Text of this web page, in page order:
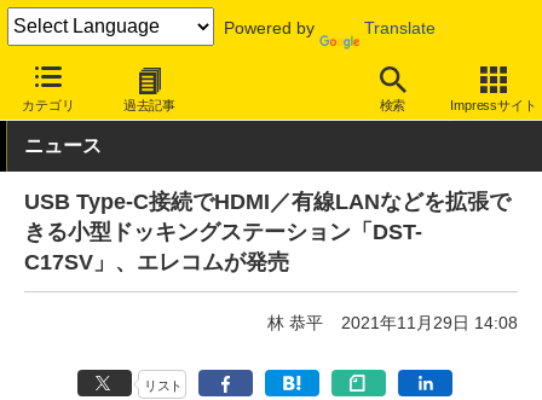
Powered by Translate
カテゴリ 過去記事 検索 Impressサイト
INTERNET Watch ハードウェア その他
ニュース
USB Type-C接続でHDMI／有線LANなどを拡張で
きる小型ドッキングステーション「DST-
C17SV」、エレコムが発売
林 恭平 2021年11月29日 14:08
リスト